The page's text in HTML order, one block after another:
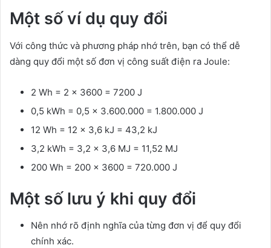
Một số ví dụ quy đổi
Với công thức và phương pháp nhớ trên, bạn có thể dễ
dàng quy đổi một số đơn vị công suất điện ra Joule:
2 Wh = 2 x 3600 = 7200 J
0,5 kWh = 0,5 x 3.600.000 = 1.800.000 J
12 Wh = 12 x 3,6 kJ = 43,2 kJ
3,2 kWh = 3,2 x 3,6 MJ = 11,52 MJ
200 Wh = 200 x 3600 = 720.000 J
Một số lưu ý khi quy đổi
Nên nhớ rõ định nghĩa của từng đơn vị để quy đổi
chính xác.